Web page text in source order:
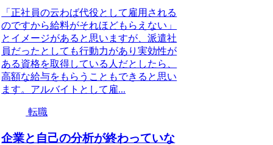
「正社員の云わば代役として雇用される
のですから給料がそれほどもらえない」
とイメージがあると思いますが、派遣社
員だったとしても行動力があり実効性が
ある資格を取得している人だとしたら、
高額な給与をもらうこともできると思い
ます。アルバイトとして雇...
転職
企業と自己の分析が終わっていな